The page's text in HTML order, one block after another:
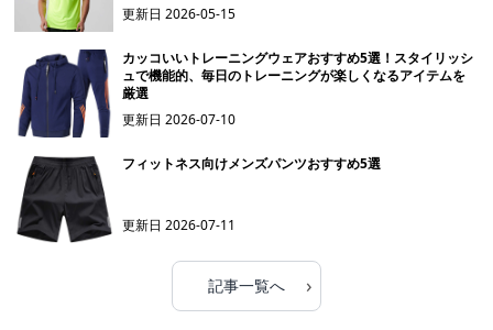
更新日2026-05-15
カッコいいトレーニングウェアおすすめ5選！スタイリッシ
ュで機能的、毎日のトレーニングが楽しくなるアイテムを
厳選
更新日2026-07-10
フィットネス向けメンズパンツおすすめ5選
更新日2026-07-11
記事一覧へ ›